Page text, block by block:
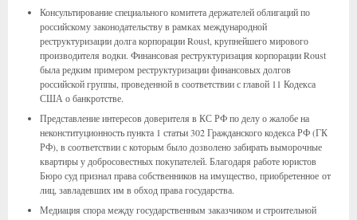
Консультирование специального комитета держателей облигаций по
российскому законодательству в рамках международной
реструктуризации долга корпорации Roust, крупнейшего мирового
производителя водки. Финансовая реструктуризация корпорации Roust
была редким примером реструктуризации финансовых долгов
российской группы, проведенной в соответствии с главой 11 Кодекса
США о банкротстве.
Представление интересов доверителя в КС РФ по делу о жалобе на
неконституционность пункта 1 статьи 302 Гражданского кодекса РФ (ГК
РФ), в соответствии с которым было дозволено забирать выморочные
квартиры у добросовестных покупателей. Благодаря работе юристов
Бюро суд признал права собственников на имущество, приобретенное от
лиц, завладевших им в обход права государства.
Медиация спора между государственным заказчиком и строительной